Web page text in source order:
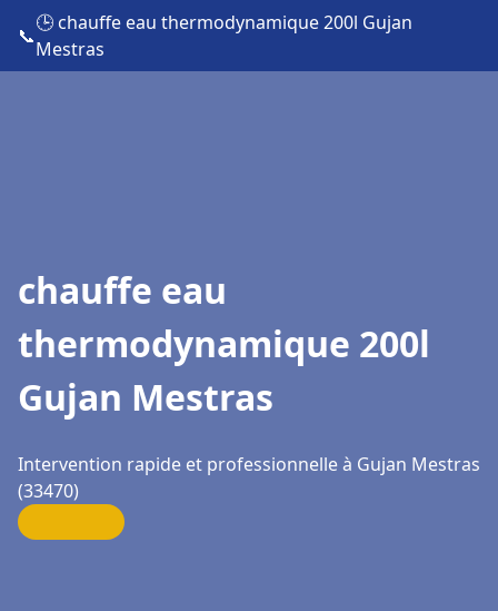
📞
🕒 chauffe eau thermodynamique 200l Gujan
Mestras
chauffe eau
thermodynamique 200l
Gujan Mestras
Intervention rapide et professionnelle à Gujan Mestras
(33470)